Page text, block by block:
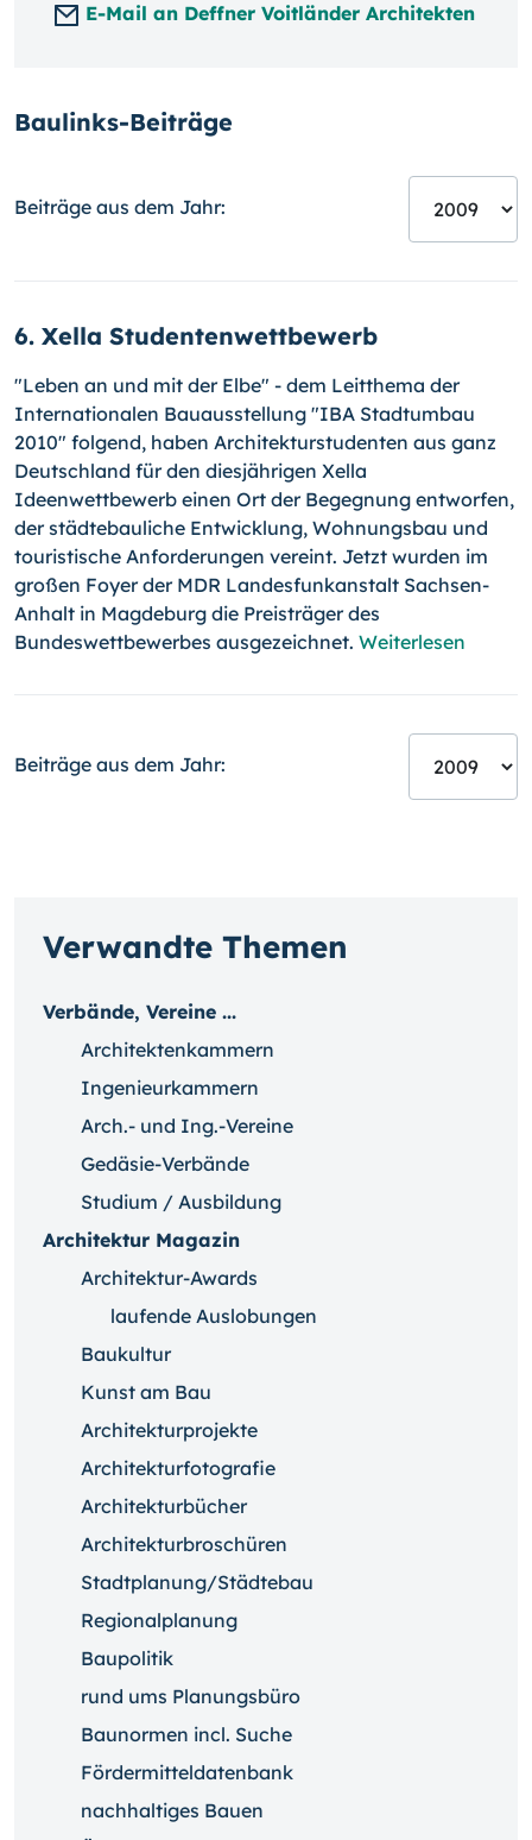
E-Mail an Deffner Voitländer Architekten
Baulinks-Beiträge
Beiträge aus dem Jahr:
6. Xella Studentenwettbewerb
"Leben an und mit der Elbe" - dem Leitthema der
Internationalen Bauausstellung "IBA Stadtumbau
2010" folgend, haben Architekturstudenten aus ganz
Deutschland für den diesjährigen Xella
Ideenwettbewerb einen Ort der Begegnung entworfen,
der städtebauliche Entwicklung, Wohnungsbau und
touristische Anforderungen vereint. Jetzt wurden im
großen Foyer der MDR Landesfunkanstalt Sachsen-
Anhalt in Magdeburg die Preisträger des
Bundeswettbewerbes ausgezeichnet. Weiterlesen
Beiträge aus dem Jahr:
Verwandte Themen
Verbände, Vereine ...
Architektenkammern
Ingenieurkammern
Arch.- und Ing.-Vereine
Gedäsie-Verbände
Studium / Ausbildung
Architektur Magazin
Architektur-Awards
laufende Auslobungen
Baukultur
Kunst am Bau
Architekturprojekte
Architekturfotografie
Architekturbücher
Architekturbroschüren
Stadtplanung/Städtebau
Regionalplanung
Baupolitik
rund ums Planungsbüro
Baunormen incl. Suche
Fördermitteldatenbank
nachhaltiges Bauen